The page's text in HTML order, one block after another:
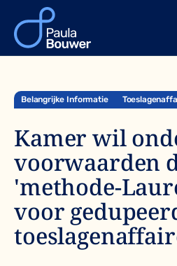
Belangrijke Informatie
Kamer wil
voorwaarden
'methode-
voor